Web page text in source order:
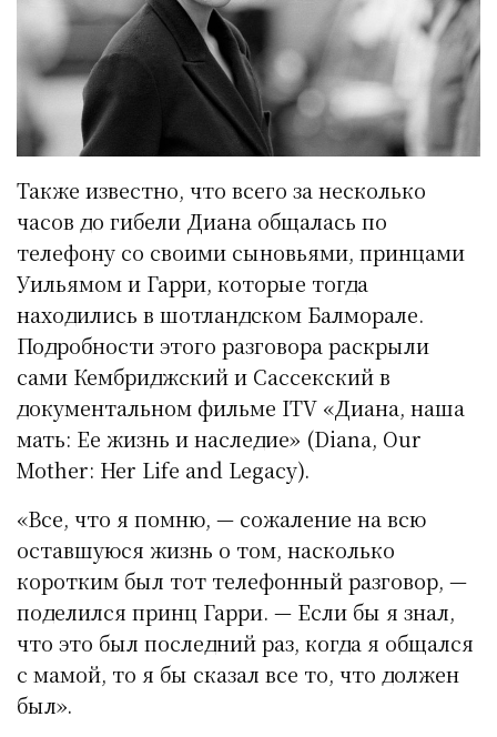
Также известно, что всего за несколько
часов до гибели Диана общалась по
телефону со своими сыновьями, принцами
Уильямом и Гарри, которые тогда
находились в шотландском Балморале.
Подробности этого разговора раскрыли
сами Кембриджский и Сассекский в
документальном фильме ITV «Диана, наша
мать: Ее жизнь и наследие» (Diana, Our
Mother: Her Life and Legacy).
«Все, что я помню, — сожаление на всю
оставшуюся жизнь о том, насколько
коротким был тот телефонный разговор, —
поделился принц Гарри. — Если бы я знал,
что это был последний раз, когда я общался
с мамой, то я бы сказал все то, что должен
был».